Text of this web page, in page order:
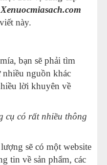
Xenuocmiasach.com
này.
bạn sẽ phải tìm
nguồn khác
lời khuyên về
cụ có rất nhiều thông
sẽ có một website
tin về sản phẩm, các